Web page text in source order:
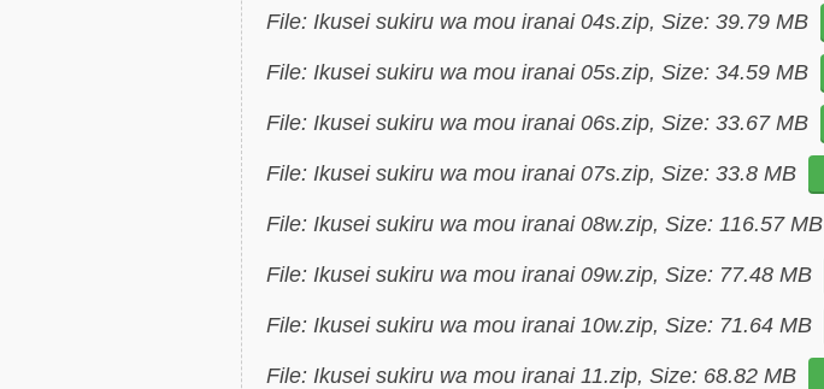
File: Ikusei sukiru wa mou iranai 04s.zip, Size: 39.79 MB
File: Ikusei sukiru wa mou iranai 05s.zip, Size: 34.59 MB
File: Ikusei sukiru wa mou iranai 06s.zip, Size: 33.67 MB
File: Ikusei sukiru wa mou iranai 07s.zip, Size: 33.8 MB
File: Ikusei sukiru wa mou iranai 08w.zip, Size: 116.57 MB
File: Ikusei sukiru wa mou iranai 09w.zip, Size: 77.48 MB
File: Ikusei sukiru wa mou iranai 10w.zip, Size: 71.64 MB
File: Ikusei sukiru wa mou iranai 11.zip, Size: 68.82 MB